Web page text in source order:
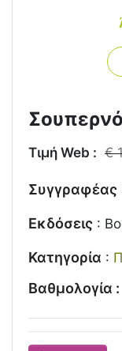
Τιμή Web : €
Συγγραφέας
Εκδόσεις :
Κατηγορία :
Βαθμολογία :